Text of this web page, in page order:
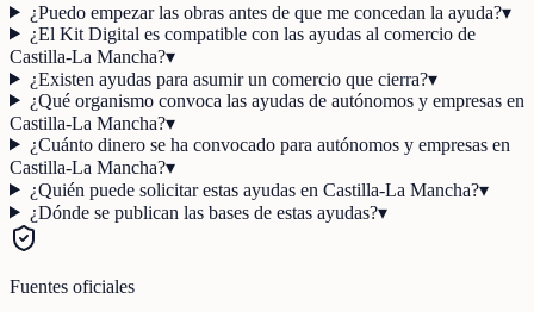
¿Puedo empezar las obras antes de que me concedan la ayuda?▾
¿El Kit Digital es compatible con las ayudas al comercio de
Castilla-La Mancha?▾
¿Existen ayudas para asumir un comercio que cierra?▾
¿Qué organismo convoca las ayudas de autónomos y empresas en
Castilla-La Mancha?▾
¿Cuánto dinero se ha convocado para autónomos y empresas en
Castilla-La Mancha?▾
¿Quién puede solicitar estas ayudas en Castilla-La Mancha?▾
¿Dónde se publican las bases de estas ayudas?▾
Fuentes oficiales